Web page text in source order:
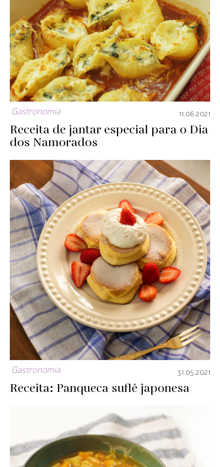
Gastronomia 11.06.2021
Receita de jantar especial para o Dia
dos Namorados
Gastronomia 31.05.2021
Receita: Panqueca suflê japonesa